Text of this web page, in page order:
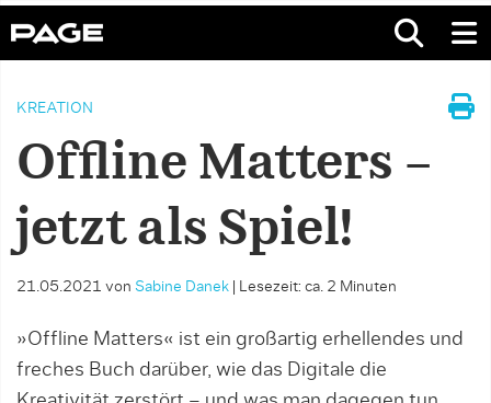
KREATION
Offline Matters –
jetzt als Spiel!
21.05.2021 von Sabine Danek Lesezeit: ca. 2 Minuten
»Offline Matters« ist ein großartig erhellendes und
freches Buch darüber, wie das Digitale die